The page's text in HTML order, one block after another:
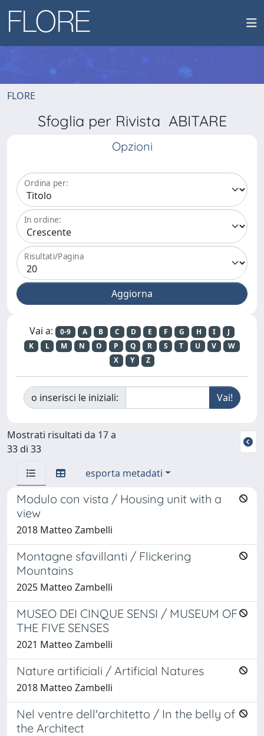
FLORE
Sfoglia per Rivista ABITARE
Opzioni
Ordina per:
In ordine:
Risultati/Pagina
Vai a: 0-9 A B C D E F G H I
J
K
L M N O P Q R S T U V
W
X
Y Z
o inserisci le iniziali:
Mostrati risultati da 17 a
33 di 33
esporta metadati
Modulo con vista / Housing unit with a
view
2018 Matteo Zambelli
Montagne sfavillanti / Flickering
Mountains
2025 Matteo Zambelli
MUSEO DEI CINQUE SENSI / MUSEUM OF
THE FIVE SENSES
2021 Matteo Zambelli
Nature artificiali / Artificial Natures
2018 Matteo Zambelli
Nel ventre dell'architetto / In the belly of
the Architect